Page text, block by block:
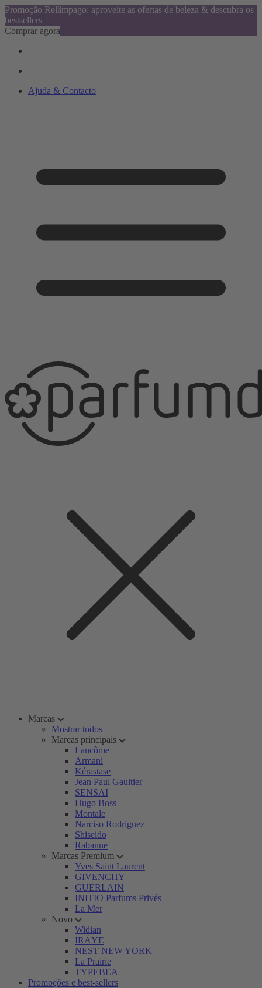
Promoção Relâmpago: aproveite as ofertas de beleza & descubra os
bestsellers
Comprar agora
Ajuda & Contacto
Marcas
Mostrar todos
Marcas principais
Lancôme
Armani
Kérastase
Jean Paul Gaultier
SENSAI
Hugo Boss
Montale
Narciso Rodriguez
Shiseido
Rabanne
Marcas Premium
Yves Saint Laurent
GIVENCHY
GUERLAIN
INITIO Parfums Privés
La Mer
Novo
Widian
IRÄYE
NEST NEW YORK
La Prairie
TYPEBEA
Promoções e best-sellers